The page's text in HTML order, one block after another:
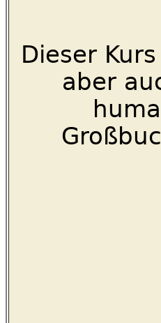
Dieser
aber